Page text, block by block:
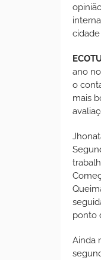
cidade
ano
o
mais
ponto
Ainda